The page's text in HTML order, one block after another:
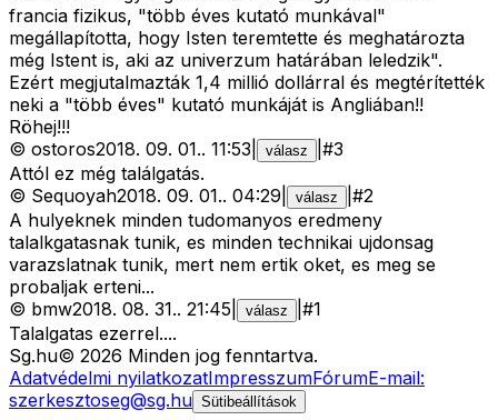
francia fizikus, "több éves kutató munkával"
megállapította, hogy Isten teremtette és meghatározta
még Istent is, aki az univerzum határában leledzik".
Ezért megjutalmazták 1,4 millió dollárral és megtérítették
neki a "több éves" kutató munkáját is Angliában!!
Röhej!!!
© ostoros2018. 09. 01.. 11:53 válasz #3
Attól ez még találgatás.
© Sequoyah2018. 09. 01.. 04:29 válasz #2
A hulyeknek minden tudomanyos eredmeny
talalkgatasnak tunik, es minden technikai ujdonsag
varazslatnak tunik, mert nem ertik oket, es meg se
probaljak erteni...
© bmw2018. 08. 31.. 21:45 válasz #1
Talalgatas ezerrel....
Sg.hu© 2026 Minden jog fenntartva.
Adatvédelmi nyilatkozatImpresszumFórumE-mail:
szerkesztoseg@sg.hu Sütibeállítások